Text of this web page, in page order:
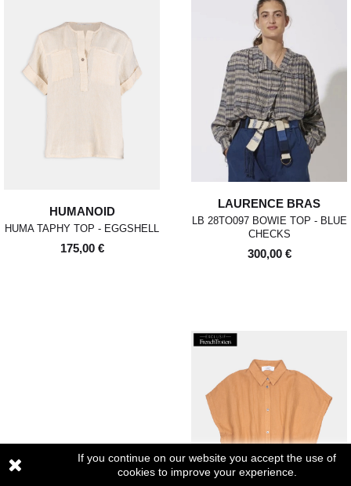
If you continue on our website you accept the use of
cookies to improve your experience.
HUMANOID
HUMA TAPHY TOP - EGGSHELL
175,00 €
LAURENCE BRAS
LB 28TO097 BOWIE TOP - BLUE
CHECKS
300,00 €